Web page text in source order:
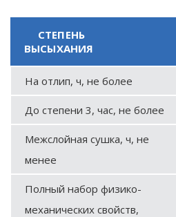
СТЕПЕНЬ
ВЫСЫХАНИЯ
На отлип, ч, не более
До степени 3, час, не более
Межслойная сушка, ч, не
менее
Полный набор физико-
механических свойств,